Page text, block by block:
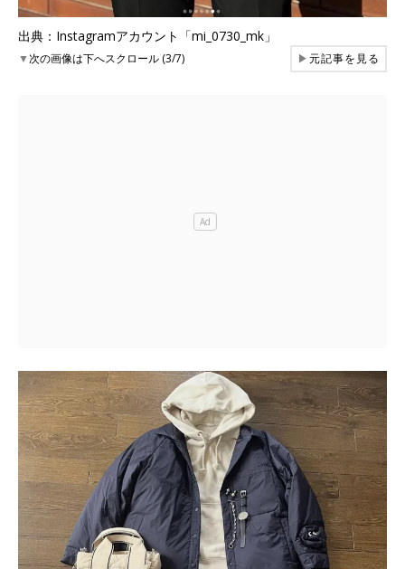
出典：Instagramアカウント「mi_0730_mk」
▼次の画像は下へスクロール (3/7) ▶元記事を見る